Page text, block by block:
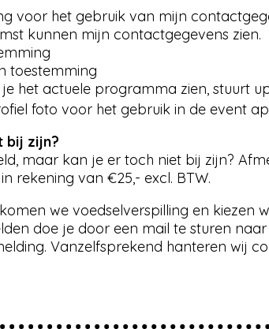
voor het gebruik van mijn
kunnen mijn contactgegevens zien.
toestemming
het actuele programma zien, stuurt
foto voor het gebruik in de event
bij zijn?
maar kan je er toch niet bij zijn?
rekening van €25,- excl. BTW.
we voedselverspilling en kiezen
doe je door een mail te sturen
Vanzelfsprekend hanteren wij